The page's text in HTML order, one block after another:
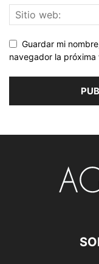
Guardar mi
navegador la